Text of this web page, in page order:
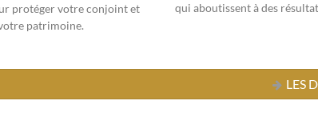
protéger votre conjoint et
patrimoine.
qui aboutissent à des
LES